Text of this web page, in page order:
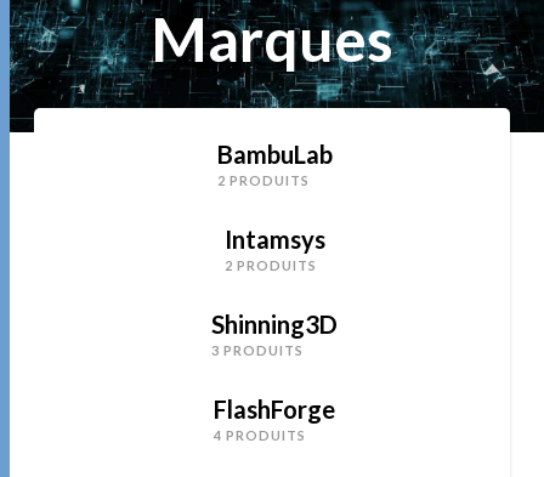
Marques
BambuLab
2 PRODUITS
Intamsys
2 PRODUITS
Shinning3D
3 PRODUITS
FlashForge
4 PRODUITS